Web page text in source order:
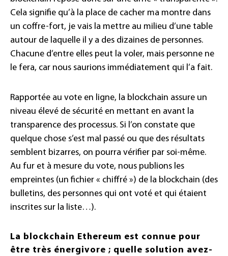
Cela signifie qu’à la place de cacher ma montre dans
un coffre-fort, je vais la mettre au milieu d’une table
autour de laquelle il y a des dizaines de personnes.
Chacune d’entre elles peut la voler, mais personne ne
le fera, car nous saurions immédiatement qui l’a fait.
Rapportée au vote en ligne, la blockchain assure un
niveau élevé de sécurité en mettant en avant la
transparence des processus. Si l’on constate que
quelque chose s’est mal passé ou que des résultats
semblent bizarres, on pourra vérifier par soi-même.
Au fur et à mesure du vote, nous publions les
empreintes (un fichier « chiffré ») de la blockchain (des
bulletins, des personnes qui ont voté et qui étaient
inscrites sur la liste…).
La blockchain Ethereum est connue pour
être très énergivore ; quelle solution avez-